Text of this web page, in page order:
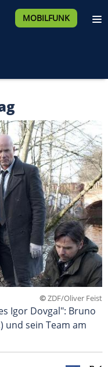
MOBILFUNK
©ZDF/Oliver Feist
Igor Dovgal": Bruno
und sein Team am